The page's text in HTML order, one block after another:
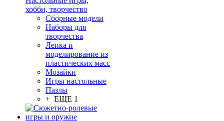
хобби, творчество
Сборные модели
Наборы для
творчества
Лепка и
моделирование из
пластических масс
Мозайки
Игры настольные
Пазлы
+ ЕЩЕ 1